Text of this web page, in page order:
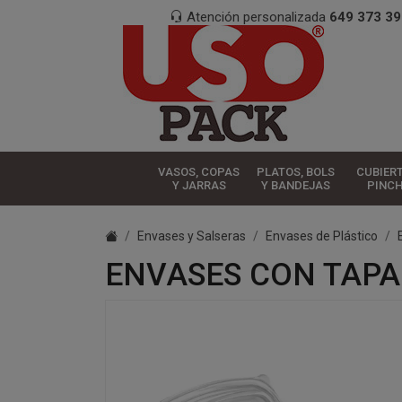
Atención personalizada 649 373
VASOS, COPAS
Y JARRAS
PLATOS, BOLS
Y BANDEJAS
Envases y Salseras Envases de Plástico
ENVASES CON